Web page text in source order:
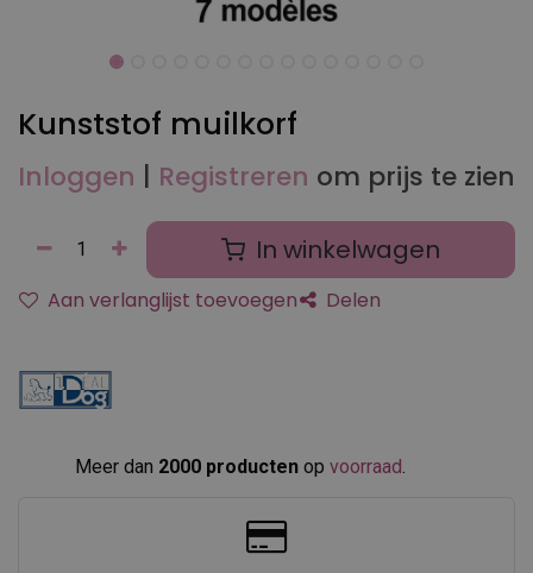
Kunststof muilkorf
Inloggen | Registreren om prijs te zien
In winkelwagen
Aan verlanglijst toevoegen Delen
Meer dan 2000 producten op voorraad